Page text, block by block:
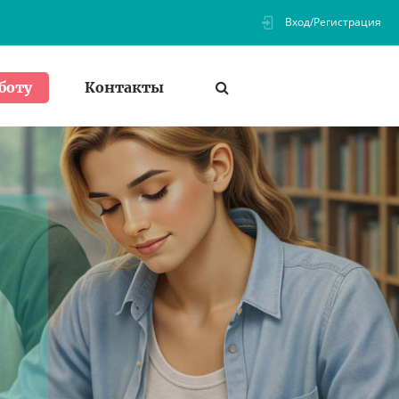
Вход/Регистрация
Контакты